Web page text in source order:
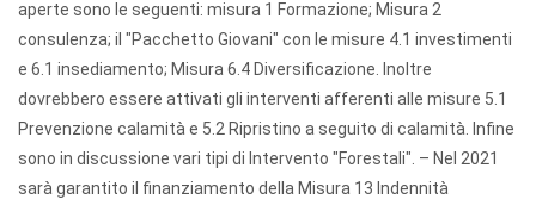
aperte sono le seguenti: misura 1 Formazione; Misura 2
consulenza; il "Pacchetto Giovani" con le misure 4.1 investimenti
e 6.1 insediamento; Misura 6.4 Diversificazione. Inoltre
dovrebbero essere attivati gli interventi afferenti alle misure 5.1
Prevenzione calamità e 5.2 Ripristino a seguito di calamità. Infine
sono in discussione vari tipi di Intervento "Forestali". – Nel 2021
sarà garantito il finanziamento della Misura 13 Indennità